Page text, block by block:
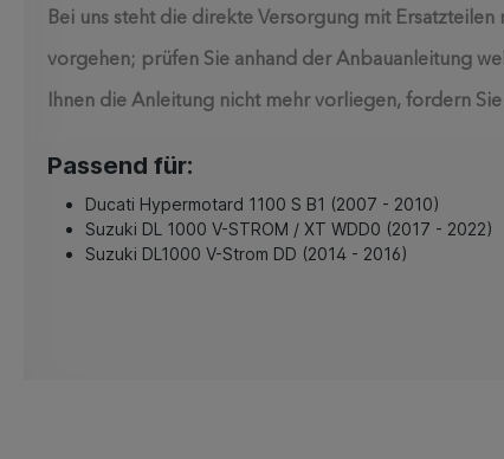
Bei uns steht die direkte Versorgung mit
vorgehen; prüfen Sie anhand der Anbauanleitung
Ihnen die Anleitung nicht mehr vorliegen, fordern
Passend für:
Ducati Hypermotard 1100 S B1 (2007 - 2010)
Suzuki DL 1000 V-STROM / XT WDD0 (2017 - 2022)
Suzuki DL1000 V-Strom DD (2014 - 2016)